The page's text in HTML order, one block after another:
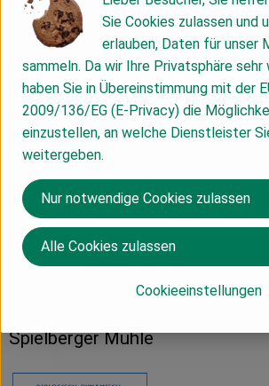
Zutaten
Nährwert-Info
Produktdatenblatt
Herkunft
Spielberger Mühle
Sie Cookies zulassen und
erlauben, Daten für unser
sammeln. Da wir Ihre Privatsphäre
haben Sie in Übereinstimmung mit der
2009/136/EG (E-Privacy) die
einzustellen, an welche Dienstleister
weitergeben.
Cookieeinstellungen
Nur notwendige Cookies zulassen
Alle Cookies zulassen